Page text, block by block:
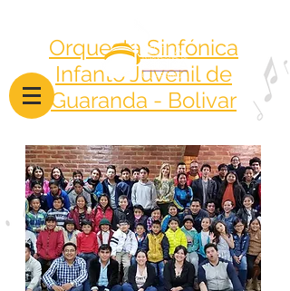
Orquesta Sinfónica
Infanto Juvenil de
Guaranda - Bolivar